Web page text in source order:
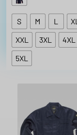
S M L
XL
XXL
3XL
4XL
5XL